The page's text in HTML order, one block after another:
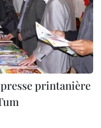
printanière